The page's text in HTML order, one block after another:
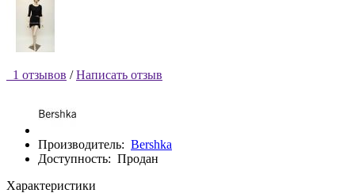
1 отзывов / Написать отзыв
Производитель: Bershka
Доступность: Продан
Характеристики